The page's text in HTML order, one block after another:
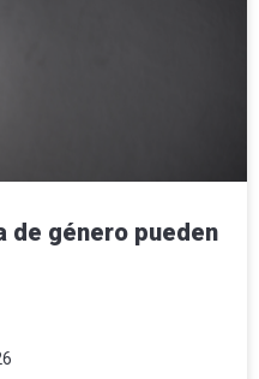
de género pueden